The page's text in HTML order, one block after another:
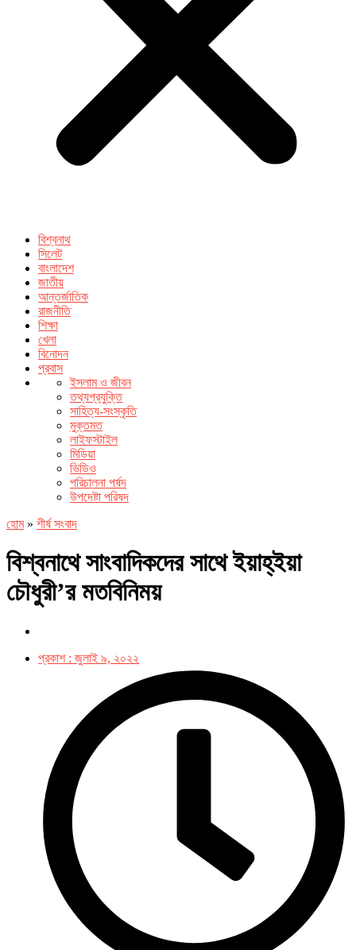
বিশ্বনাথ
সিলেট
বাংলাদেশ
জাতীয়
আন্তর্জাতিক
রাজনীতি
শিক্ষা
খেলা
বিনোদন
প্রবাস
ইসলাম ও জীবন
তথ্যপ্রযুক্তি
সাহিত্য-সংস্কৃতি
মুক্তমত
লাইফস্টাইল
মিডিয়া
ভিডিও
পরিচালনা পর্ষদ
উপদেষ্টা পরিষদ
হোম» শীর্ষ সংবাদ
বিশ্বনাথে সাংবাদিকদের সাথে ইয়াহ্ইয়া
চৌধুরী’র মতবিনিময়
প্রকাশ : জুলাই ৯, ২০২২